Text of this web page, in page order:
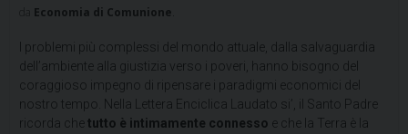
Economia di Comunione
I problemi più complessi del mondo attuale, dalla salvaguardia
dell’ambiente alla giustizia verso i poveri, hanno bisogno del
coraggioso impegno di ripensare i paradigmi economici del
nostro tempo. Nella Lettera Enciclica Laudato si’, il Santo Padre
ricorda chetutto è intimamente connesso e che la Terra è la